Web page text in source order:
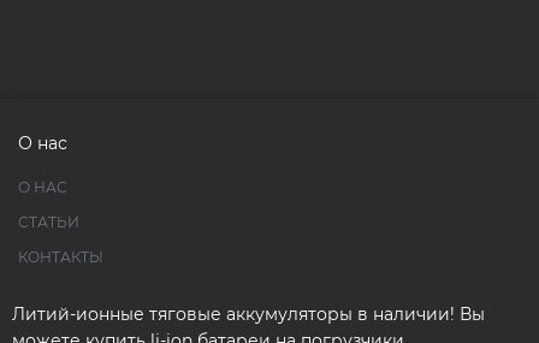
О нас
О НАС
СТАТЬИ
КОНТАКТЫ
Литий-ионные тяговые аккумуляторы в наличии! Вы